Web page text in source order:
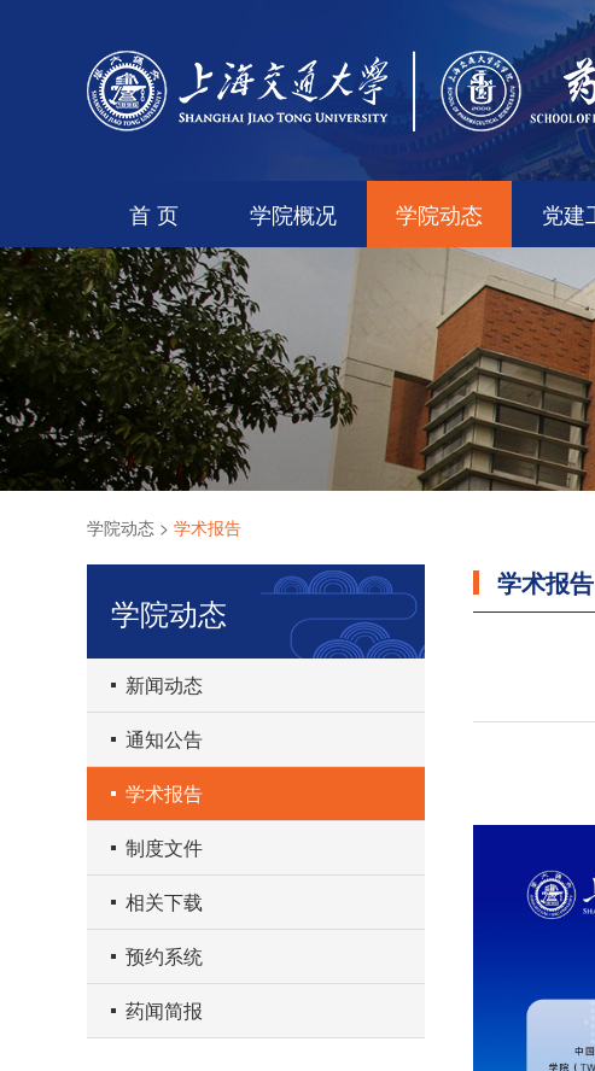
首 页 学院概况 学院动态 党建
学院动态 > 学术报告
学院动态
新闻动态
通知公告
学术报告
制度文件
相关下载
预约系统
药闻简报
学术报告